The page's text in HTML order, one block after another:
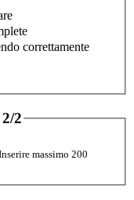
correttamente
2/2
massimo 200